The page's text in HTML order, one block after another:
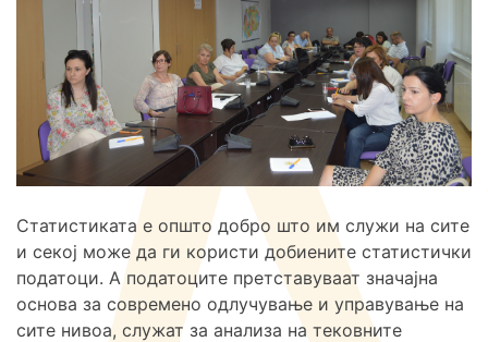
Статистиката е општо добро што им служи на сите
и секој може да ги користи добиените статистички
податоци. А податоците претставуваат значајна
основа за современо одлучување и управување на
сите нивоа, служат за анализа на тековните